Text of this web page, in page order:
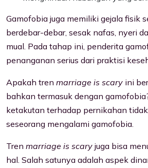
Gamofobia juga memiliki gejala fisik
berdebar-debar, sesak nafas, nyeri
mual. Pada tahap ini, penderita
penanganan serius dari praktisi
Apakah tren marriage is scary ini
bahkan termasuk dengan
ketakutan terhadap pernikahan
seseorang mengalami gamofobia.
Tren marriage is scary juga bisa
hal. Salah satunya adalah aspek